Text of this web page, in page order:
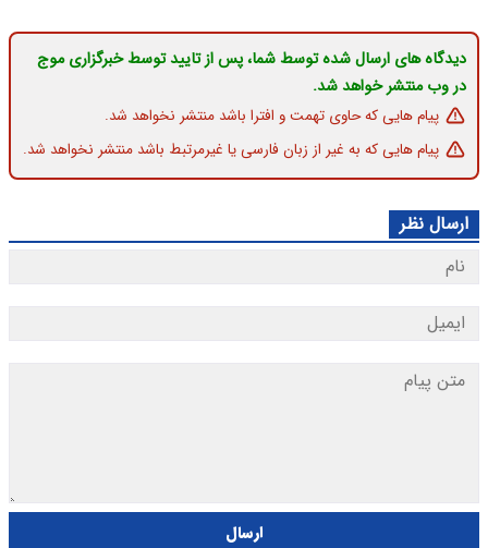
دیدگاه های ارسال شده توسط شما، پس از تایید توسط خبرگزاری موج
در وب منتشر خواهد شد.
پیام هایی که حاوی تهمت و افترا باشد منتشر نخواهد شد.
پیام هایی که به غیر از زبان فارسی یا غیرمرتبط باشد منتشر نخواهد شد.
ارسال نظر
ارسال